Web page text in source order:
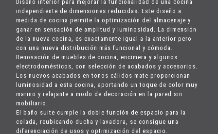
Diseño interior para mejorar la funcionalidad de una cocina
independiente de dimensiones reducidas. Este diseño a
medida de cocina permite la optimización del almacenaje y
ganar en sensación de amplitud y luminosidad. La dimensión
de la nueva cocina, es exactamente igual a la anterior pero
con una nueva distribución más funcional y cómoda.
Renovación de muebles de cocina, encimera y algunos
electrodomésticos, con selección de acabados y accesorios.
Los nuevos acabados en tonos cálidos mate proporcionan
luminosidad a esta cocina, aportando un toque de color muy
marino y relajante a modo de decoración en la pared sin
mobiliario.
El baño suite cumple la doble función de espacio para la
colada, reubicando ducha y lavadora, se consigue una
diferenciación de usos y optimización del espacio.